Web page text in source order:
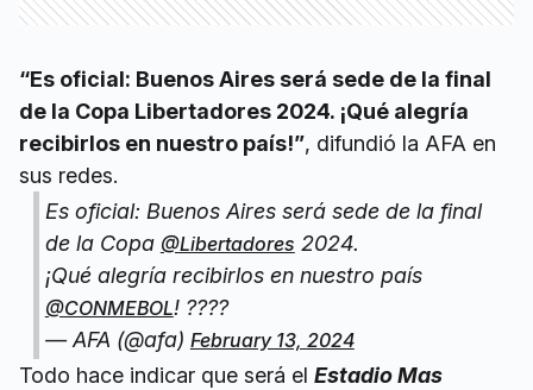
“Es oficial: Buenos Aires será sede de la final
de la Copa Libertadores 2024. ¡Qué alegría
recibirlos en nuestro país!”, difundió la AFA en
sus redes.
Es oficial: Buenos Aires será sede de la final
de la Copa @Libertadores 2024.
¡Qué alegría recibirlos en nuestro país
@CONMEBOL! ????
— AFA (@afa) February 13, 2024
Todo hace indicar que será el Estadio Mas